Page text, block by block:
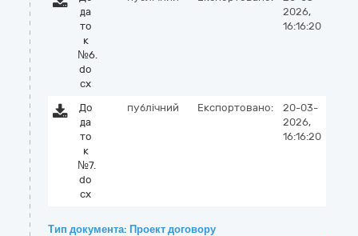
да
то
к
№6.
do
cx
2026,
16:16:20
До
да
то
к
№7.
do
cx
публічний Експортовано:
20-03-
2026,
16:16:20
Тип документа: Проект договору